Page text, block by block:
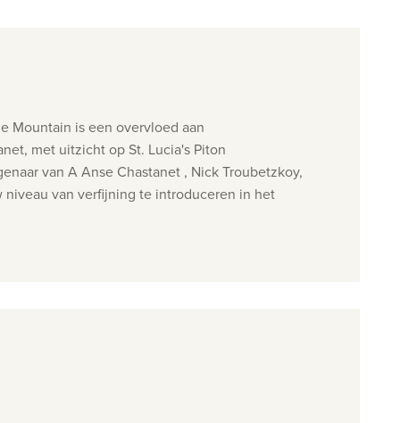
Mountain is een overvloed aan
met uitzicht op St. Lucia's Piton
van A Anse Chastanet , Nick Troubetzkoy,
van verfijning te introduceren in het